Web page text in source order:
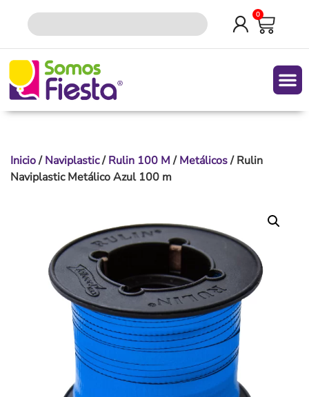
0
Inicio/Naviplastic/Rulin 100 M/Metálicos/ Rulin
Naviplastic Metálico Azul 100 m